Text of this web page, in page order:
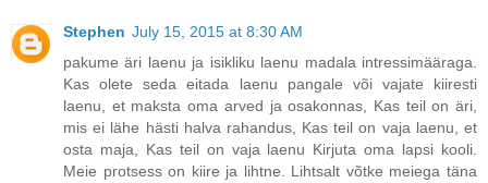
Stephen July 15, 2015 at 8:30 AM
pakume äri laenu ja isikliku laenu madala intressimääraga.
Kas olete seda eitada laenu pangale või vajate kiiresti
laenu, et maksta oma arved ja osakonnas, Kas teil on äri,
mis ei lähe hästi halva rahandus, Kas teil on vaja laenu, et
osta maja, Kas teil on vaja laenu Kirjuta oma lapsi kooli.
Meie protsess on kiire ja lihtne. Lihtsalt võtke meiega täna